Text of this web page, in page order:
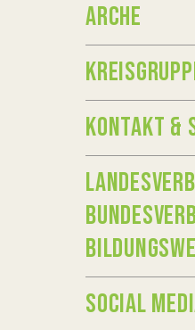
ARCHE
KONTAKT &
SOCIAL